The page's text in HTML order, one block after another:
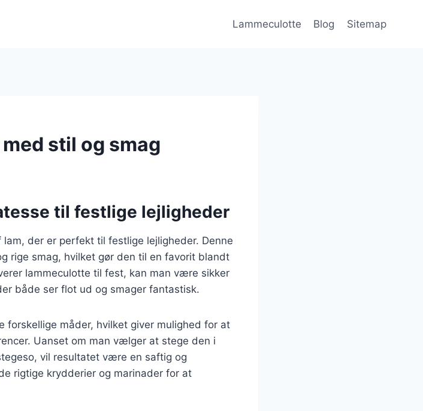
Lammeculotte Blog Sitemap
stil og smag
til festlige lejligheder
der er perfekt til festlige lejligheder. Denne
rige smag, hvilket gør den til en favorit blandt
lammeculotte til fest, kan man være sikker
både ser flot ud og smager fantastisk.
forskellige måder, hvilket giver mulighed for at
Uanset om man vælger at stege den i
vil resultatet være en saftig og
rigtige krydderier og marinader for at